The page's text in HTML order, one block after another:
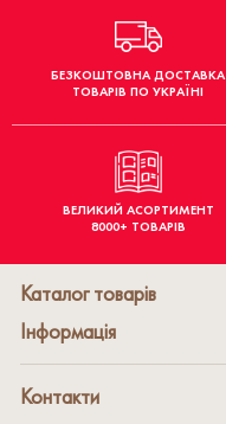
БЕЗКОШТОВНА ДОСТАВКА
ТОВАРІВ ПО УКРАЇНІ
ВЕЛИКИЙ АСОРТИМЕНТ
8000+ ТОВАРІВ
Каталог товарів
Інформація
Контакти